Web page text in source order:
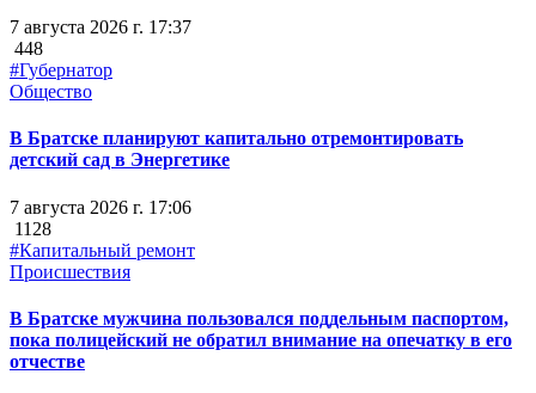
7 августа 2026 г. 17:37
448
#Губернатор
Общество
В Братске планируют капитально отремонтировать
детский сад в Энергетике
7 августа 2026 г. 17:06
1128
#Капитальный ремонт
Происшествия
В Братске мужчина пользовался поддельным паспортом,
пока полицейский не обратил внимание на опечатку в его
отчестве